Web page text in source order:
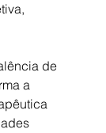
de
a